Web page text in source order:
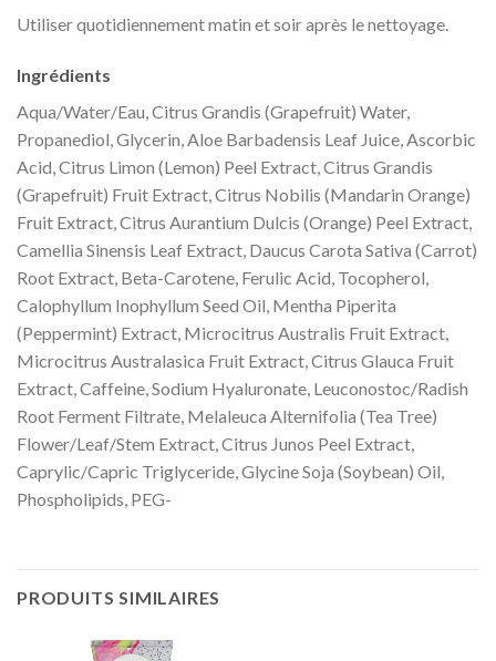
Utiliser quotidiennement matin et soir après le nettoyage.
Ingrédients
Aqua/Water/Eau, Citrus Grandis (Grapefruit) Water,
Propanediol, Glycerin, Aloe Barbadensis Leaf Juice, Ascorbic
Acid, Citrus Limon (Lemon) Peel Extract, Citrus Grandis
(Grapefruit) Fruit Extract, Citrus Nobilis (Mandarin Orange)
Fruit Extract, Citrus Aurantium Dulcis (Orange) Peel Extract,
Camellia Sinensis Leaf Extract, Daucus Carota Sativa (Carrot)
Root Extract, Beta-Carotene, Ferulic Acid, Tocopherol,
Calophyllum Inophyllum Seed Oil, Mentha Piperita
(Peppermint) Extract, Microcitrus Australis Fruit Extract,
Microcitrus Australasica Fruit Extract, Citrus Glauca Fruit
Extract, Caffeine, Sodium Hyaluronate, Leuconostoc/Radish
Root Ferment Filtrate, Melaleuca Alternifolia (Tea Tree)
Flower/Leaf/Stem Extract, Citrus Junos Peel Extract,
Caprylic/Capric Triglyceride, Glycine Soja (Soybean) Oil,
Phospholipids, PEG-
PRODUITS SIMILAIRES